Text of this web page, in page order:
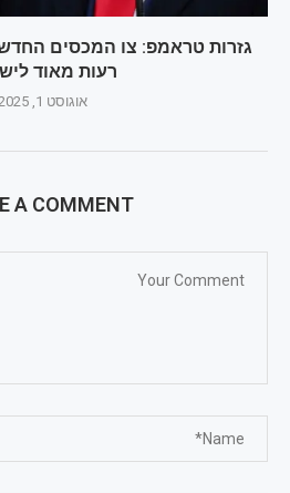
גזרות טראמפ: צו המכסים
רעות מאוד
אוגוסט 1, 2025
A COMMENT